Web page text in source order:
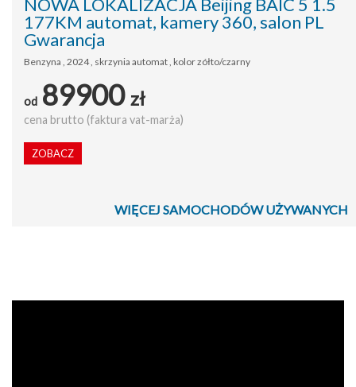
NOWA LOKALIZACJA Beijing BAIC 5 1.5
177KM automat, kamery 360, salon PL
Gwarancja
Benzyna , 2024 , skrzynia automat , kolor zółto/czarny
od 89900 zł
cena brutto (faktura vat-marża)
ZOBACZ
WIĘCEJ SAMOCHODÓW UŻYWANYCH